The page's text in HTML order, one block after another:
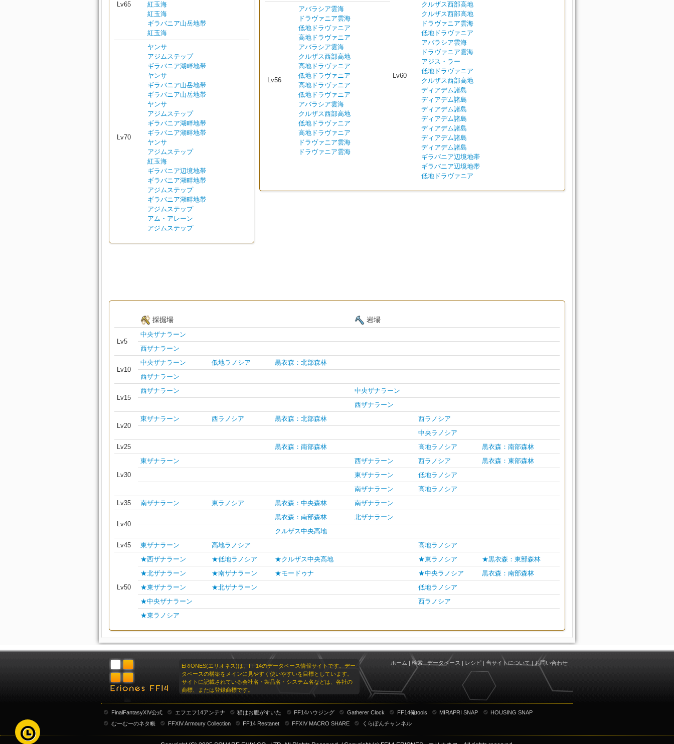
Lv65
紅玉海
紅玉海
ギラバニア山岳地帯
紅玉海
Lv70
ヤンサ
アジムステップ
ギラバニア湖畔地帯
ヤンサ
ギラバニア山岳地帯
ギラバニア山岳地帯
ヤンサ
アジムステップ
ギラバニア湖畔地帯
ギラバニア湖畔地帯
ヤンサ
アジムステップ
紅玉海
ギラバニア辺境地帯
ギラバニア湖畔地帯
アジムステップ
ギラバニア湖畔地帯
アジムステップ
アム・アレーン
アジムステップ
Lv56
アバラシア雲海
ドラヴァニア雲海
低地ドラヴァニア
高地ドラヴァニア
アバラシア雲海
クルザス西部高地
高地ドラヴァニア
低地ドラヴァニア
高地ドラヴァニア
低地ドラヴァニア
アバラシア雲海
クルザス西部高地
低地ドラヴァニア
高地ドラヴァニア
ドラヴァニア雲海
ドラヴァニア雲海
Lv60
クルザス西部高地
クルザス西部高地
ドラヴァニア雲海
低地ドラヴァニア
アバラシア雲海
ドラヴァニア雲海
アジス・ラー
低地ドラヴァニア
クルザス西部高地
ディアデム諸島
ディアデム諸島
ディアデム諸島
ディアデム諸島
ディアデム諸島
ディアデム諸島
ディアデム諸島
ギラバニア辺境地帯
ギラバニア辺境地帯
低地ドラヴァニア
採掘場 岩場
Lv5
中央ザナラーン
西ザナラーン
Lv10
中央ザナラーン 低地ラノシア
黒衣森：北部森林
西ザナラーン
Lv15
西ザナラーン
中央ザナラーン
西ザナラーン
Lv20
東ザナラーン 西ラノシア 黒衣森：北部森林
西ラノシア
中央ラノシア
Lv25
黒衣森：南部森林 高地ラノシア 黒衣森：南部森林
Lv30
東ザナラーン 西ザナラーン 西ラノシア
黒衣森：東部森林
東ザナラーン
低地ラノシア
南ザナラーン
高地ラノシア
Lv35
南ザナラーン 東ラノシア 黒衣森：中央森林 南ザナラーン
Lv40
黒衣森：南部森林
北ザナラーン
クルザス中央高地
Lv45
東ザナラーン 高地ラノシア 高地ラノシア
Lv50
★西ザナラーン ★低地ラノシア ★クルザス中央高地 ★東ラノシア
★黒衣森：東部森林
★北ザナラーン
★南ザナラーン ★モードゥナ ★中央ラノシア
黒衣森：南部森林
★東ザナラーン
★北ザナラーン
低地ラノシア
★中央ザナラーン
西ラノシア
★東ラノシア
ERIONES(エリオネス)は、FF14のデータベース情報サイトです。デー
タベースの構築をメインに見やすく使いやすいを目標としています。
サイトに記載されている会社名・製品名・システム名などは、各社の
商標、または登録商標です。
ホーム | 検索| データベース | レシピ | 当サイトについて | お問い合わせ
FinalFantasyXIV公式 エフエフ14アンテナ 猫はお腹がすいた FF14ハウジング Gatherer Clock FF14俺tools MIRAPRI SNAP
HOUSING SNAP
むーむーのネタ帳
FFXIV Armoury Collection FF14 Restanet FFXIV MACRO SHARE くらぽんチャンネル